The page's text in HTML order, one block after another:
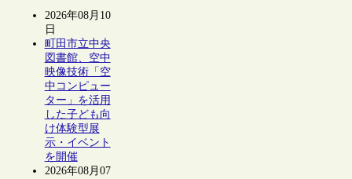
2026年08月10
日
町田市立中央
図書館、空中
映像技術「空
中コンピュー
ター」を活用
した子ども向
け体験型展
示・イベント
を開催
2026年08月07